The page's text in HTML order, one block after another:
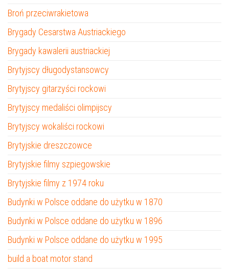
Broń przeciwrakietowa
Brygady Cesarstwa Austriackiego
Brygady kawalerii austriackiej
Brytyjscy długodystansowcy
Brytyjscy gitarzyści rockowi
Brytyjscy medaliści olimpijscy
Brytyjscy wokaliści rockowi
Brytyjskie dreszczowce
Brytyjskie filmy szpiegowskie
Brytyjskie filmy z 1974 roku
Budynki w Polsce oddane do użytku w 1870
Budynki w Polsce oddane do użytku w 1896
Budynki w Polsce oddane do użytku w 1995
build a boat motor stand